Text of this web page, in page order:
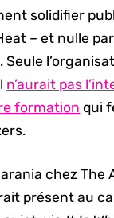
solidifier
– et nulle
n’aurait pas
formation qui
chez
présent au